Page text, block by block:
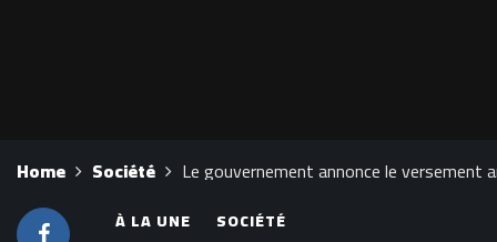
Home Société Le gouvernement annonce le versement
À LA UNE SOCIÉTÉ